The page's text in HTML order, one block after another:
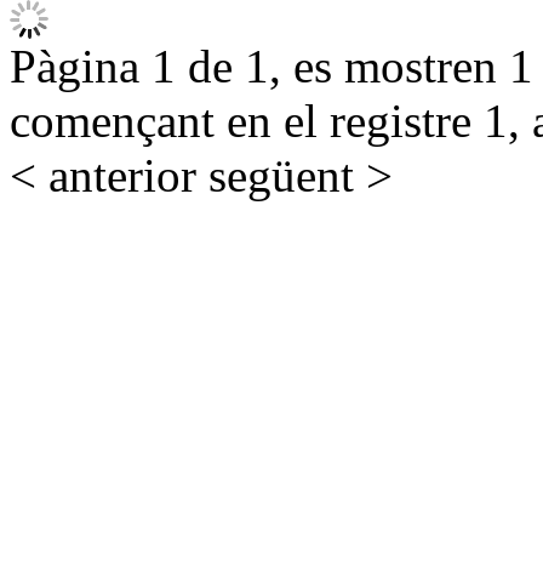
Pàgina 1 de 1, es mostren
començant en el registre 1,
< anterior següent >